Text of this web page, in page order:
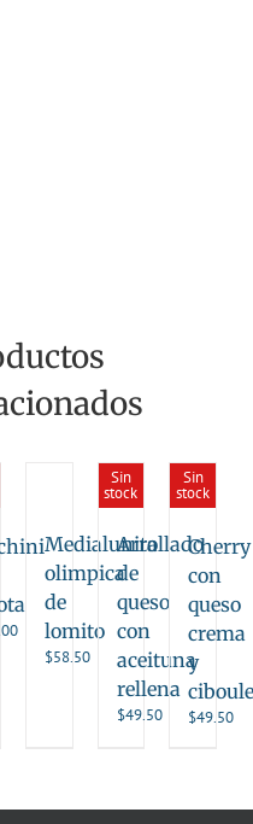
Medialunita
olimpica
de
lomito
$58.50
Sin
stock
Arrollado
de
queso
con
aceituna
rellena
$49.50
Sin
stock
Cherry
con
queso
crema
y
$49.50